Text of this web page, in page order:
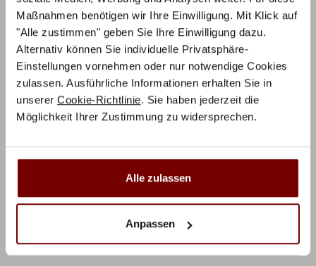
Maßnahmen benötigen wir Ihre Einwilligung. Mit Klick auf
"Alle zustimmen" geben Sie Ihre Einwilligung dazu.
Alternativ können Sie individuelle Privatsphäre-
Einstellungen vornehmen oder nur notwendige Cookies
zulassen. Ausführliche Informationen erhalten Sie in
unserer Cookie-Richtlinie. Sie haben jederzeit die
Möglichkeit Ihrer Zustimmung zu widersprechen.
Alle zulassen
Anpassen
wird das schicke Designersofa durch die
dazugehörigen großen Rückenkissen.
Wählen Sie den Stoffbezug des Sofas ganz nach Ihren
Wunschvorstellungen und passend zu Ihrem Zuhause
aus.